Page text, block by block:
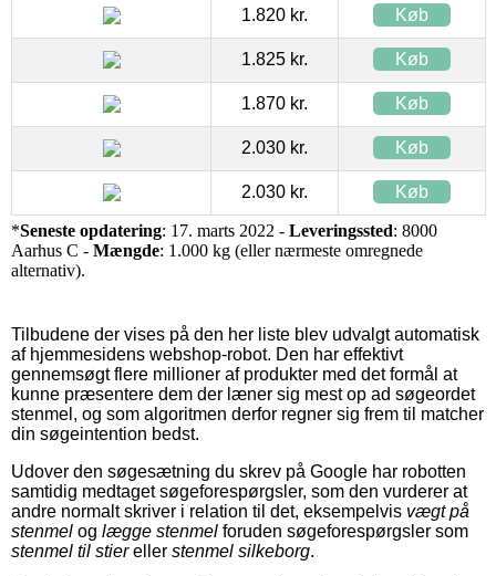
1.820 kr. Køb
1.825 kr. Køb
1.870 kr. Køb
2.030 kr. Køb
2.030 kr. Køb
*Seneste opdatering: 17. marts 2022 - Leveringssted: 8000
Aarhus C - Mængde: 1.000 kg (eller nærmeste omregnede
alternativ).
Tilbudene der vises på den her liste blev udvalgt automatisk
af hjemmesidens webshop-robot. Den har effektivt
gennemsøgt flere millioner af produkter med det formål at
kunne præsentere dem der læner sig mest op ad søgeordet
stenmel, og som algoritmen derfor regner sig frem til matcher
din søgeintention bedst.
Udover den søgesætning du skrev på Google har robotten
samtidig medtaget søgeforespørgsler, som den vurderer at
andre normalt skriver i relation til det, eksempelvis vægt på
stenmel og lægge stenmel foruden søgeforespørgsler som
stenmel til stiereller stenmel silkeborg.